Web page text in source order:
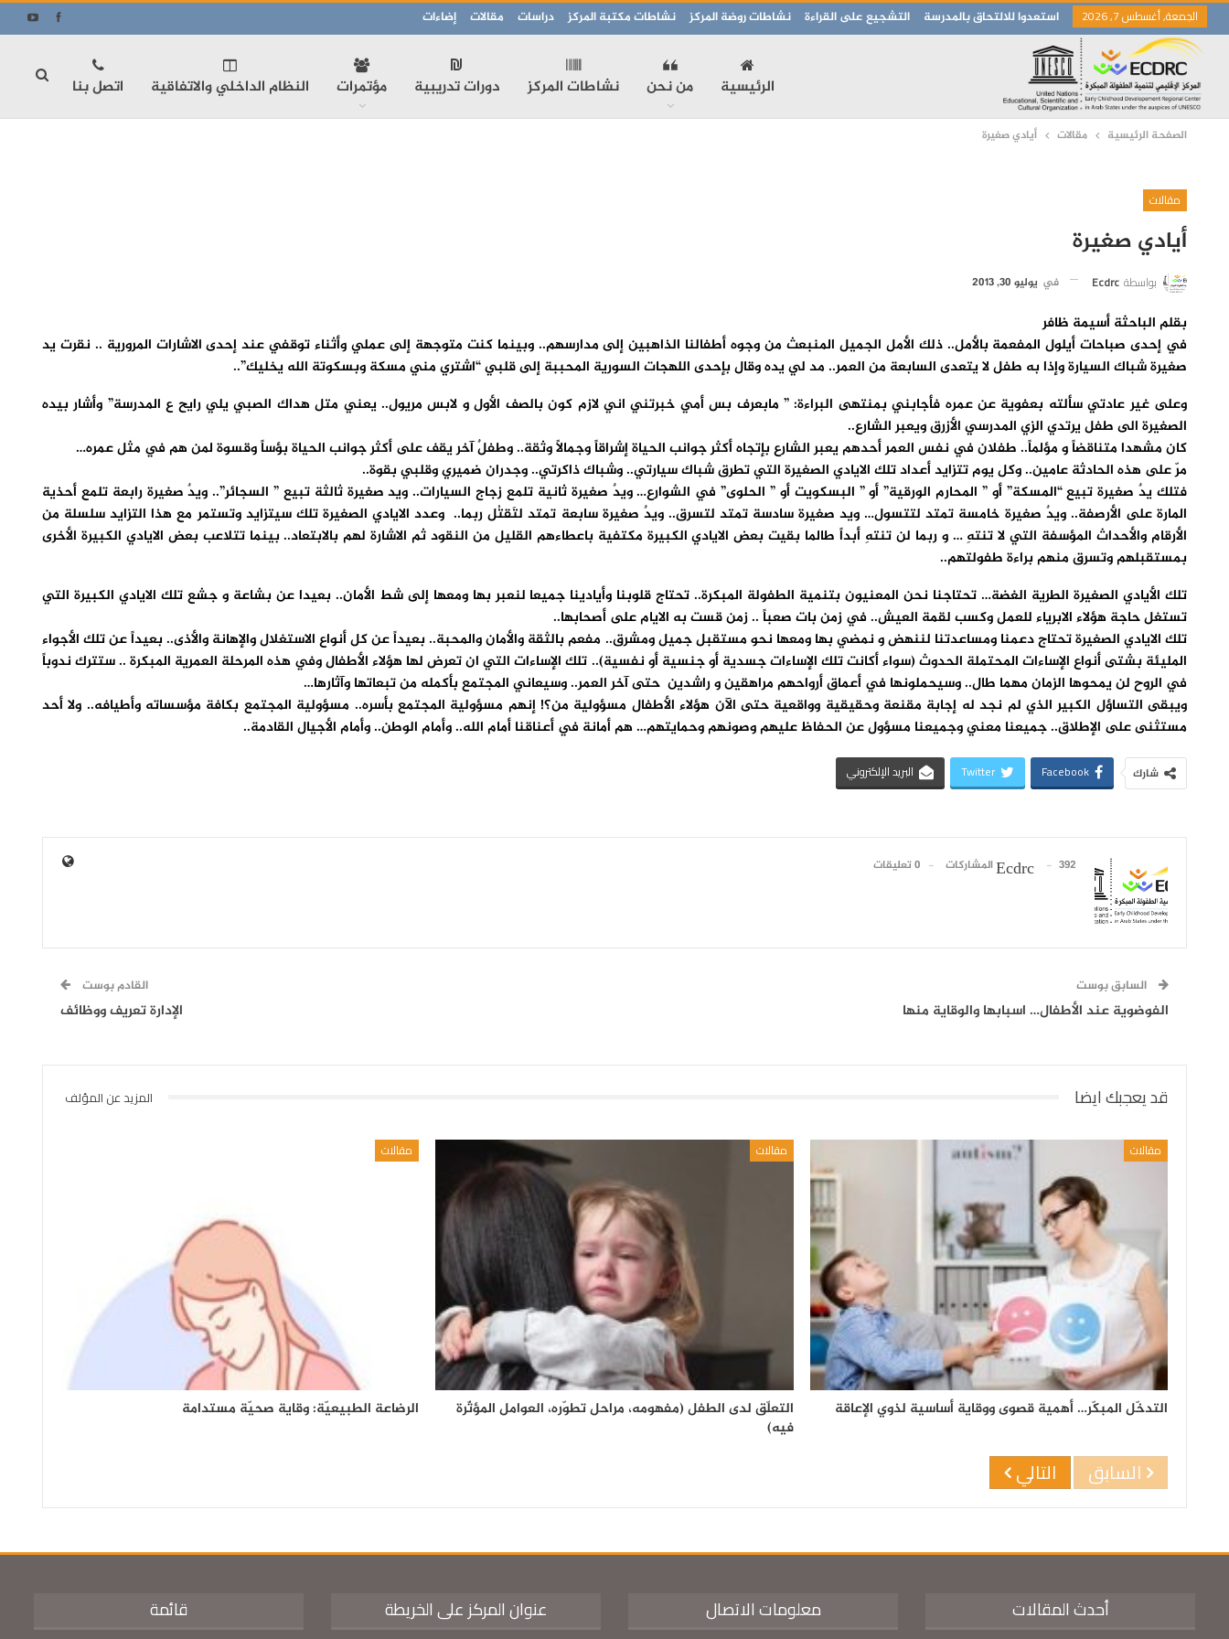
الجمعة, أغسطس 7, 2026 استعدوا للالتحاق بالمدرسة التشجيع على القراءة نشاطات روضة المركز نشاطات مكتبة المركز دراسات مقالات إضاءات
الرئيسية من نحن نشاطات المركز دورات تدريبية مؤتمرات النظام الداخلي والاتفاقية اتصل بنا
الصفحة الرئيسية مقالات أيادي صغيرة
مقالات
أيادي صغيرة
بواسطة Ecdrc في يوليو 30, 2013
بقلم الباحثة أسيمة ظافر
في إحدى صباحات أيلول المفعمة بالأمل.. ذلك الأمل الجميل المنبعث من وجوه أطفالنا الذاهبين إلى مدارسهم.. وبينما كنت متوجهة إلى عملي وأثناء توقفي عند إحدى الاشارات المرورية .. نقرت يد
صغيرة شباك السيارة وإذا به طفل لا يتعدى السابعة من العمر.. مد لي يده وقال بإحدى اللهجات السورية المحببة إلى قلبي “اشتري مني مسكة وبسكوتة الله يخليك”..
وعلى غير عادتي سألته بعفوية عن عمره فأجابني بمنتهى البراءة: ” مابعرف بس أمي خبرتني اني لازم كون بالصف الأول و لابس مريول.. يعني متل هداك الصبي يلي رايح ع المدرسة” وأشار بيده
الصغيرة الى طفل يرتدي الزي المدرسي الأزرق ويعبر الشارع..
كان مشهدا متناقضاً و مؤلماً.. طفلان في نفس العمر أحدهم يعبر الشارع بإتجاه أكثر جوانب الحياة إشراقاً وجمالاً وثقة.. وطفلٌ آخر يقف على أكثر جوانب الحياة بؤساً وقسوة لمن هم في مثل عمره…
مرّ على هذه الحادثة عامين.. وكل يوم تتزايد أعداد تلك الايادي الصغيرة التي تطرق شباك سيارتي.. وشباك ذاكرتي.. وجدران ضميري وقلبي بقوة..
فتلك يدٌ صغيرة تبيع “المسكة” أو ” المحارم الورقية” أو ” البسكويت أو ” الحلوى” في الشوارع… ويدٌ صغيرة ثانية تلمع زجاج السيارات.. ويد صغيرة ثالثة تبيع ” السجائر”.. ويدٌ صغيرة رابعة تلمع أحذية
المارة على الأرصفة.. ويدٌ صغيرة خامسة تمتد لتتسول… ويد صغيرة سادسة تمتد لتسرق.. ويدٌ صغيرة سابعة تمتد لتَقتُل ربما.. وعدد الايادي الصغيرة تلك سيتزايد وتستمر مع هذا التزايد سلسلة من
الأرقام والأحداث المؤسفة التي لا تنتهِ … و ربما لن تنتهِ أبداً طالما بقيت بعض الايادي الكبيرة مكتفية باعطاءهم القليل من النقود ثم الاشارة لهم بالابتعاد.. بينما تتلاعب بعض الايادي الكبيرة الأخرى
بمستقبلهم وتسرق منهم براءة طفولتهم..
تلك الأيادي الصغيرة الطرية الغضة… تحتاجنا نحن المعنيون بتنمية الطفولة المبكرة.. تحتاج قلوبنا وأيادينا جميعا لنعبر بها ومعها إلى شط الأمان.. بعيدا عن بشاعة و جشع تلك الايادي الكبيرة التي
تستغل حاجة هؤلاء الابرياء للعمل وكسب لقمة العيش.. في زمن بات صعباً .. زمن قست به الايام على أصحابها..
تلك الايادي الصغيرة تحتاج دعمنا ومساعدتنا لننهض و نمضي بها ومعها نحو مستقبل جميل ومشرق.. مفعم بالثقة والأمان والمحبة.. بعيداً عن كل أنواع الاستغلال والإهانة والأذى.. بعيداً عن تلك الأجواء
المليئة بشتى أنواع الإساءات المحتملة الحدوث (سواء أكانت تلك الإساءات جسدية أو جنسية أو نفسية).. تلك الإساءات التي ان تعرض لها هؤلاء الأطفال وفي هذه المرحلة العمرية المبكرة .. ستترك ندوباً
في الروح لن يمحوها الزمان مهما طال.. وسيحملونها في أعماق أرواحهم مراهقين و راشدين حتى آخر العمر.. وسيعاني المجتمع بأكمله من تبعاتها وآثارها…
ويبقى التساؤل الكبير الذي لم نجد له إجابة مقنعة وحقيقية وواقعية حتى الآن هؤلاء الأطفال مسؤولية من؟! إنهم مسؤولية المجتمع بأسره.. مسؤولية المجتمع بكافة مؤسساته وأطيافه.. ولا أحد
مستثنى على الإطلاق.. جميعنا معني وجميعنا مسؤول عن الحفاظ عليهم وصونهم وحمايتهم… هم أمانة في أعناقنا أمام الله.. وأمام الوطن.. وأمام الأجيال القادمة..
شارك Facebook
Twitter البريد الإلكتروني
Ecdrc 392 المشاركات 0 تعليقات
السابق بوست
الفوضوية عند الأطفال… اسبابها والوقاية منها
القادم بوست
الإدارة تعريف ووظائف
قد يعجبك ايضا المزيد عن المؤلف
مقالات
التدخّل المبكّر… أهمية قصوى ووقاية أساسية لذوي الإعاقة
مقالات
التعلّق لدى الطفل (مفهومه، مراحل تطوّره، العوامل المؤثّرة
فيه)
مقالات
الرضاعة الطبيعيّة: وقاية صحيّة مستدامة
السابق التالي
أحدث المقالات معلومات الاتصال عنوان المركز على الخريطة قائمة